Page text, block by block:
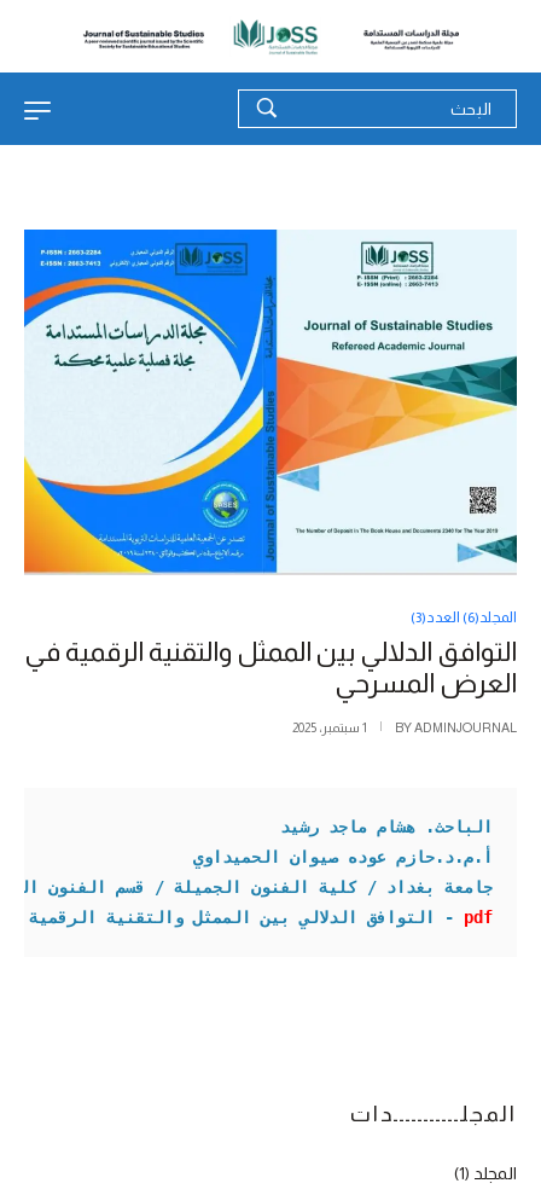
المجلـــــــــــدات
المجلد (1)
المجلد(6) العدد(3)
التوافق الدلالي بين الممثل والتقنية الرقمية في
العرض المسرحي
BYADMINJOURNAL 1 سبتمبر، 2025
الباحث. هشام ماجد رشيد
أ.م.د.حازم عوده صيوان الحميداوي
جامعة بغداد / كلية الفنون الجميلة / قسم الفنون
pdf
- التوافق الدلالي بين الممثل والتقنية الرقمية